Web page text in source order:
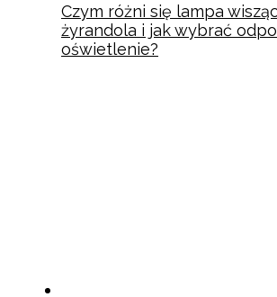
Czym różni się lampa
żyrandola i jak wybrać
oświetlenie?